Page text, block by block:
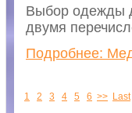
Выбор одежды
двумя
Подробнее:
1 2 3 4 5 6 >> Last